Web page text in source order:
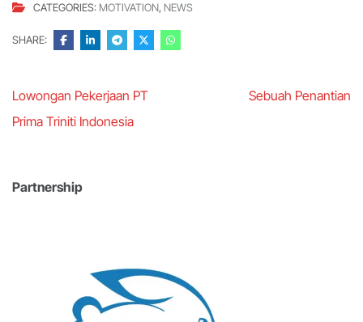
CATEGORIES: MOTIVATION, NEWS
SHARE:
Post
navigation
Lowongan Pekerjaan PT
Prima Triniti Indonesia
Sebuah Penantian
Partnership